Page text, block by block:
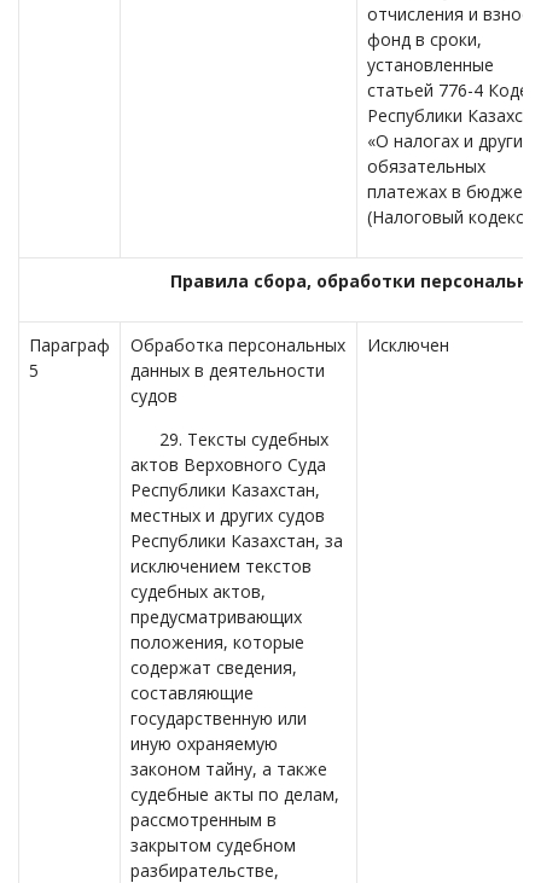
отчисления и
фонд в сроки,
установленные
статьей 776-4
Республики
«О налогах и других
обязательных
платежах в бюджет»
(Налоговый кодекс).
Правила сбора, обработки
Параграф
5
Обработка персональных
данных в деятельности
судов
29. Тексты судебных
актов Верховного Суда
Республики Казахстан,
местных и других судов
Республики Казахстан, за
исключением текстов
судебных актов,
предусматривающих
положения, которые
содержат сведения,
составляющие
государственную или
иную охраняемую
законом тайну, а также
судебные акты по делам,
рассмотренным в
закрытом судебном
разбирательстве,
Исключен